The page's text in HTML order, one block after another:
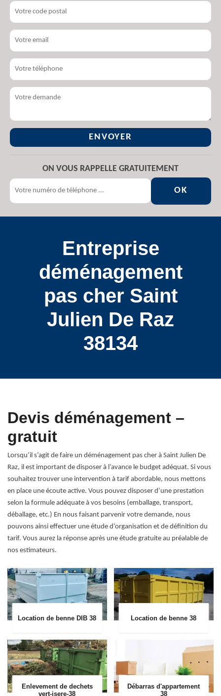
ON VOUS RAPPELLE GRATUITEMENT
Entreprise
déménagement
pas cher Saint
Julien De Raz
38134
Devis déménagement –
gratuit
Lorsqu’il s’agit de faire un déménagement pas cher à Saint Julien De
Raz, il est important de disposer à l’avance le budget adéquat. Si vous
souhaitez trouver une intervention à tarif abordable, nous mettons
en place une écoute active. Vous pouvez disposer d’une prestation
selon la formule adéquate à vos besoins (emballage, transport,
déballage, etc.) En nous faisant parvenir votre demande, nous
pouvons ainsi effectuer une étude d’organisation et de définition du
tarif. Vous aurez la réponse après une étude gratuite au préalable de
nos estimateurs.
Location de benne DIB 38 Location de benne 38
Enlevement de dechets
vert-isere-38
Débarras d'appartement
38